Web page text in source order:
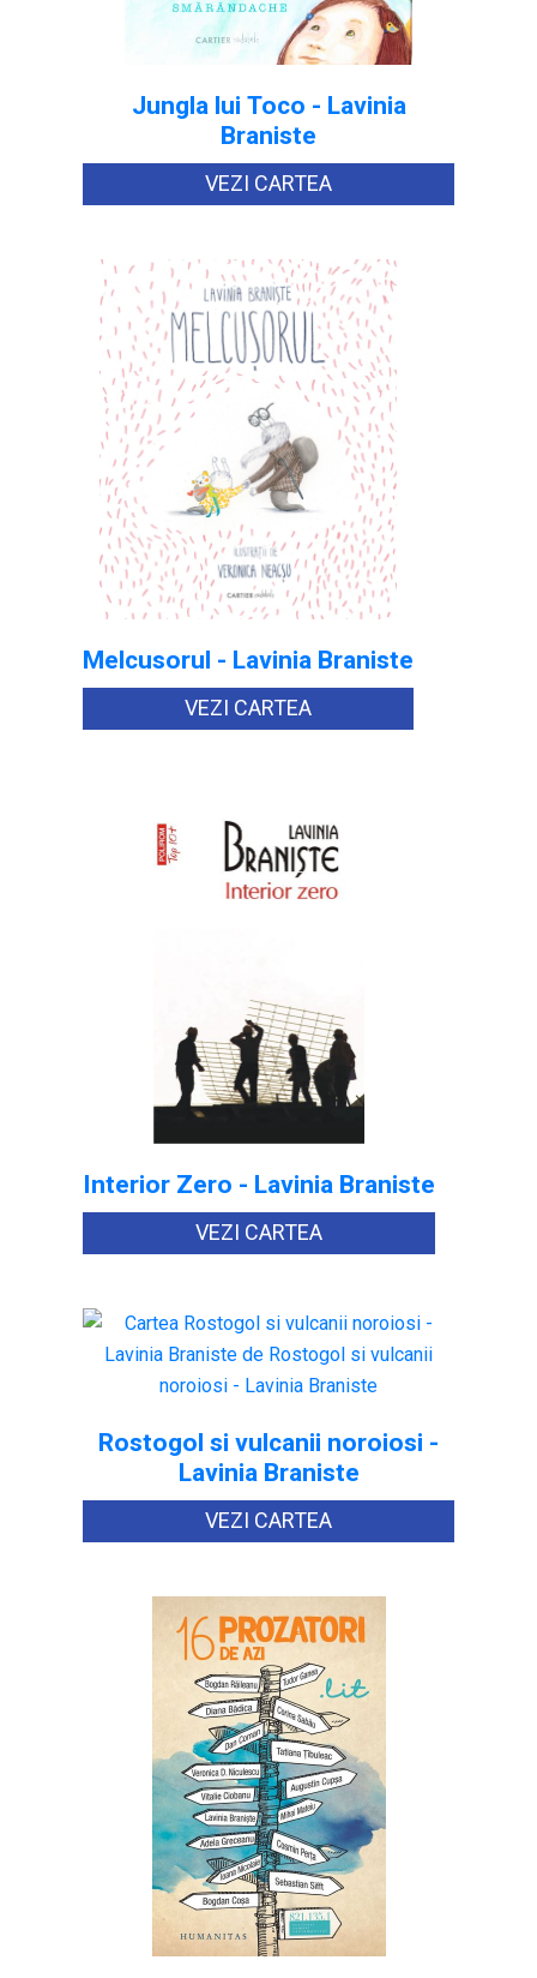
Jungla lui Toco - Lavinia
Braniste
VEZI CARTEA
Melcusorul - Lavinia Braniste
VEZI CARTEA
Interior Zero - Lavinia Braniste
VEZI CARTEA
Rostogol si vulcanii noroiosi -
Lavinia Braniste
VEZI CARTEA